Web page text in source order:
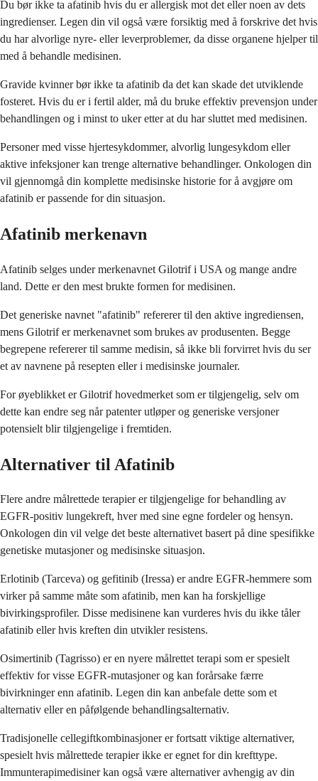
Du bør ikke ta afatinib hvis du er allergisk mot det eller noen av dets
ingredienser. Legen din vil også være forsiktig med å forskrive det hvis
du har alvorlige nyre- eller leverproblemer, da disse organene hjelper til
med å behandle medisinen.
Gravide kvinner bør ikke ta afatinib da det kan skade det utviklende
fosteret. Hvis du er i fertil alder, må du bruke effektiv prevensjon under
behandlingen og i minst to uker etter at du har sluttet med medisinen.
Personer med visse hjertesykdommer, alvorlig lungesykdom eller
aktive infeksjoner kan trenge alternative behandlinger. Onkologen din
vil gjennomgå din komplette medisinske historie for å avgjøre om
afatinib er passende for din situasjon.
Afatinib merkenavn
Afatinib selges under merkenavnet Gilotrif i USA og mange andre
land. Dette er den mest brukte formen for medisinen.
Det generiske navnet "afatinib" refererer til den aktive ingrediensen,
mens Gilotrif er merkenavnet som brukes av produsenten. Begge
begrepene refererer til samme medisin, så ikke bli forvirret hvis du ser
et av navnene på resepten eller i medisinske journaler.
For øyeblikket er Gilotrif hovedmerket som er tilgjengelig, selv om
dette kan endre seg når patenter utløper og generiske versjoner
potensielt blir tilgjengelige i fremtiden.
Alternativer til Afatinib
Flere andre målrettede terapier er tilgjengelige for behandling av
EGFR-positiv lungekreft, hver med sine egne fordeler og hensyn.
Onkologen din vil velge det beste alternativet basert på dine spesifikke
genetiske mutasjoner og medisinske situasjon.
Erlotinib (Tarceva) og gefitinib (Iressa) er andre EGFR-hemmere som
virker på samme måte som afatinib, men kan ha forskjellige
bivirkingsprofiler. Disse medisinene kan vurderes hvis du ikke tåler
afatinib eller hvis kreften din utvikler resistens.
Osimertinib (Tagrisso) er en nyere målrettet terapi som er spesielt
effektiv for visse EGFR-mutasjoner og kan forårsake færre
bivirkninger enn afatinib. Legen din kan anbefale dette som et
alternativ eller en påfølgende behandlingsalternativ.
Tradisjonelle cellegiftkombinasjoner er fortsatt viktige alternativer,
spesielt hvis målrettede terapier ikke er egnet for din krefttype.
Immunterapimedisiner kan også være alternativer avhengig av din